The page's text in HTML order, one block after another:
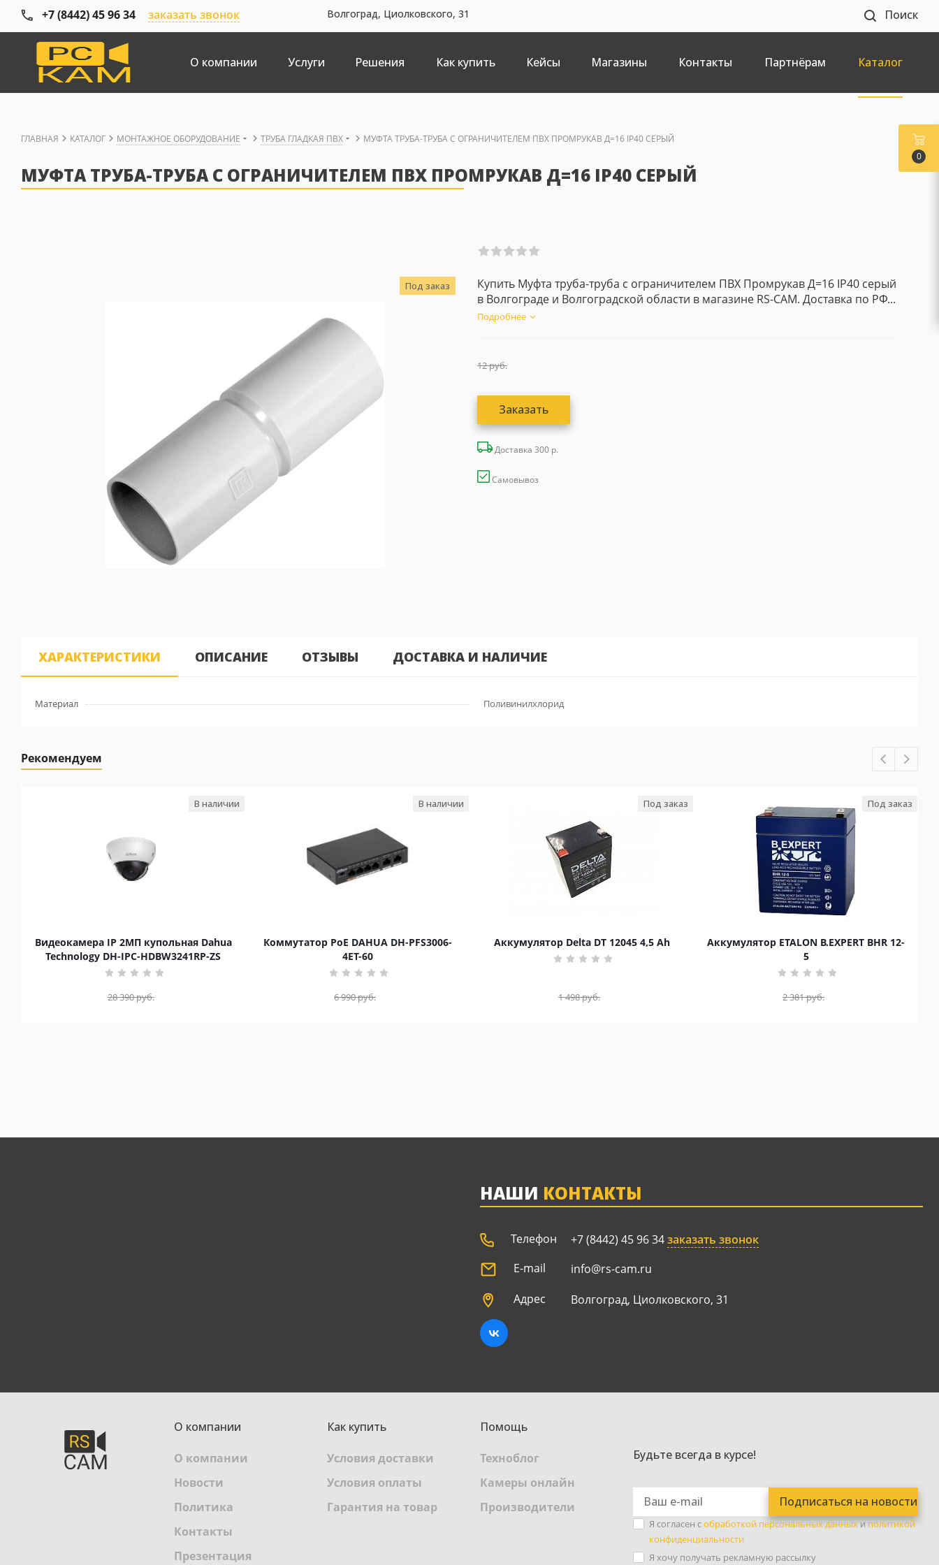
+7 (8442) 45 96 34 заказать звонок Волгоград, Циолковского, 31 Поиск
О компании Услуги Решения Как купить Кейсы Магазины Контакты Партнёрам Каталог
ГЛАВНАЯ КАТАЛОГ МОНТАЖНОЕ ОБОРУДОВАНИЕ ТРУБА ГЛАДКАЯ ПВХ МУФТА ТРУБА-ТРУБА С ОГРАНИЧИТЕЛЕМ ПВХ ПРОМРУКАВ Д=16 IP40 СЕРЫЙ
МУФТА ТРУБА-ТРУБА С ОГРАНИЧИТЕЛЕМ ПВХ ПРОМРУКАВ Д=16 IP40 СЕРЫЙ
Под заказ
Купить Муфта труба-труба с ограничителем ПВХ Промрукав Д=16 IP40 серый
в Волгограде и Волгоградской области в магазине RS-CAM. Доставка по РФ...
Подробнее
12руб.
Заказать
Доставка 300 р.
Самовывоз
ХАРАКТЕРИСТИКИ ОПИСАНИЕ ОТЗЫВЫ ДОСТАВКА И НАЛИЧИЕ
Материал Поливинилхлорид
Рекомендуем
Видеокамера IP 2МП купольная Dahua
Technology DH-IPC-HDBW3241RP-ZS
В наличии
28 390руб.
Коммутатор PoE DAHUA DH-PFS3006-
4ET-60
В наличии
6 990руб.
Аккумулятор Delta DT 12045 4,5 Ah
Под заказ
1 498руб.
Аккумулятор ETALON B.EXPERT BHR 12-
5
Под заказ
2 381руб.
НАШИ КОНТАКТЫ
Телефон +7 (8442) 45 96 34заказать звонок
E-mail
info@rs-cam.ru
Адрес
Волгоград, Циолковского, 31
О компании
О компании
Новости
Политика
Контакты
Презентация
Как купить
Условия доставки
Условия оплаты
Гарантия на товар
Помощь
Техноблог
Камеры онлайн
Производители
Будьте всегда в курсе!
Я согласен собработкой персональных данныхиполитикой
конфиденциальности
Я хочу получать рекламную рассылку
0